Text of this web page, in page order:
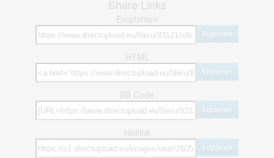
Share Links
Empfohlen
kopieren
HTML
kopieren
BB Code
kopieren
Hotlink
kopieren